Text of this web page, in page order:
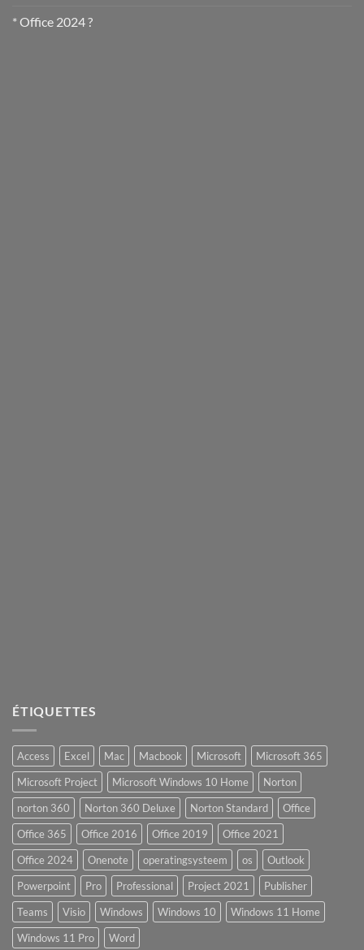
* Office 2024 ?
ÉTIQUETTES
Access Excel Mac Macbook Microsoft
Microsoft 365
Microsoft Project
Microsoft Windows 10 Home
Norton
norton 360
Norton 360 Deluxe Norton Standard
Office
Office 365
Office 2016 Office 2019
Office 2021
Office 2024
Onenote operatingsysteem os
Outlook
Powerpoint
Pro Professional Project 2021
Publisher
Teams
Visio Windows Windows 10
Windows 11 Home
Windows 11 Pro
Word